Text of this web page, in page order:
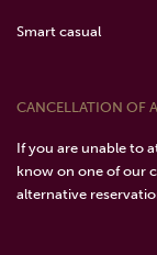
Smart casual
CANCELLATION OF
If you are unable to
know on one of our
alternative